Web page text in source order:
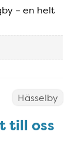
– en helt
Hässelby
till oss